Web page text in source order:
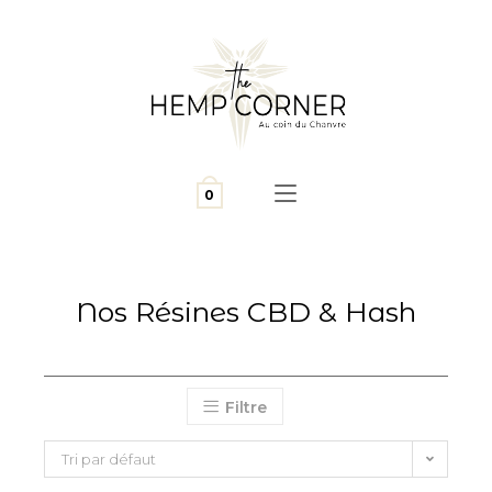
0
Nos Résines CBD & Hash
Filtre
Tri par défaut